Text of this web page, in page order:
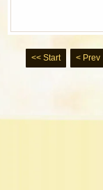
<< Start < Prev